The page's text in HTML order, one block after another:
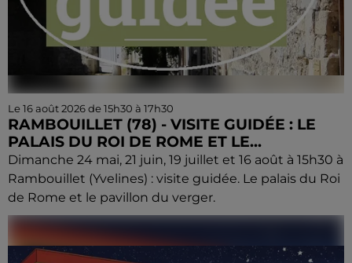
Le 16 août 2026 de 15h30 à 17h30
RAMBOUILLET (78) - VISITE GUIDÉE : LE
PALAIS DU ROI DE ROME ET LE...
Dimanche 24 mai, 21 juin, 19 juillet et 16 août à 15h30 à
Rambouillet (Yvelines) : visite guidée. Le palais du Roi
de Rome et le pavillon du verger.